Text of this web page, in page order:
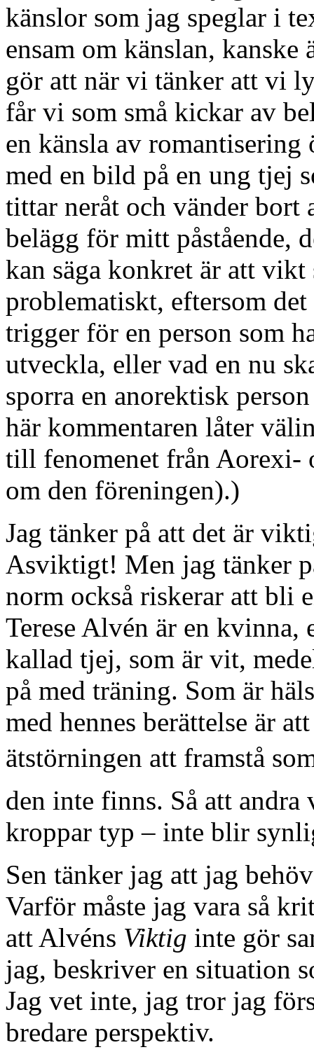
känslor som jag speglar i
ensam om känslan,
gör att när vi tänker att vi
får vi som små kickar av
en känsla av
med en bild på en ung tjej
tittar neråt och vänder bort
belägg för mitt påstående,
kan säga konkret är att
problematiskt, eftersom
trigger för en person som
utveckla, eller vad en nu
sporra en anorektisk
här kommentaren låter
till fenomenet från Aorexi-
om den föreningen).)
Jag tänker på att det är
Asviktigt! Men jag tänker
norm också riskerar att bli
Terese Alvén är en
kallad tjej, som är vit,
på med träning. Som är
med hennes berättelse är
ätstörningen att framstå
den inte finns. Så att
kroppar typ – inte blir
Sen tänker jag att jag
Varför måste jag vara så
att Alvéns Viktig inte gör
jag, beskriver en situation
Jag vet inte, jag tror jag
bredare perspektiv.